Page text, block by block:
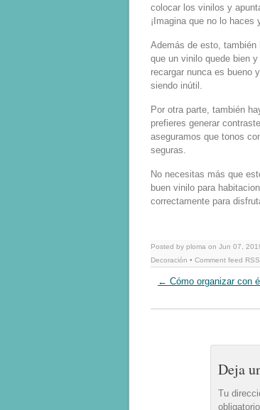
colocar los vinilos y
¡Imagina que no lo haces
Además de esto, también
que un vinilo quede bien
recargar nunca es bueno
siendo inútil.
Por otra parte, también
prefieres generar
aseguramos que tonos
seguras.
No necesitas más que
buen vinilo para
correctamente para
Posted by ploma on Jun 07,
Decoración • Comment feed
← Cómo organizar con
Deja
Tu